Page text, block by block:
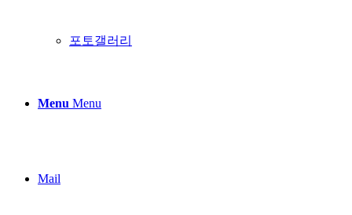
포토갤러리
Menu Menu
Mail